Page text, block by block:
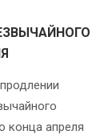
конца апреля